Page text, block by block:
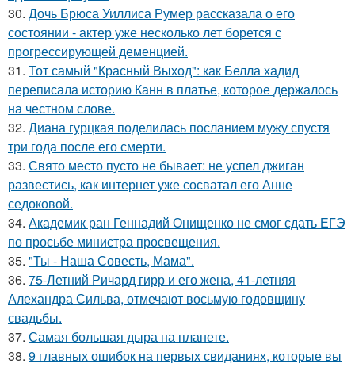
30. Дочь Брюса Уиллиса Румер рассказала о его
состоянии - актер уже несколько лет борется с
прогрессирующей деменцией.
31. Тот самый "Красный Выход": как Белла хадид
переписала историю Канн в платье, которое держалось
на честном слове.
32. Диана гурцкая поделилась посланием мужу спустя
три года после его смерти.
33. Свято место пусто не бывает: не успел джиган
развестись, как интернет уже сосватал его Анне
седоковой.
34. Академик ран Геннадий Онищенко не смог сдать ЕГЭ
по просьбе министра просвещения.
35. "Ты - Наша Совесть, Мама".
36. 75-Летний Ричард гирр и его жена, 41-летняя
Алехандра Сильва, отмечают восьмую годовщину
свадьбы.
37. Самая большая дыра на планете.
38. 9 главных ошибок на первых свиданиях, которые вы